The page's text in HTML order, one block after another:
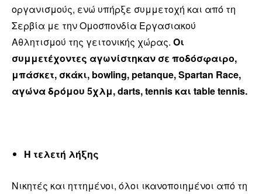
οργανισμούς, ενώ υπήρξε συμμετοχή και από τη
Σερβία με την Ομοσπονδία Εργασιακού
Αθλητισμού της γειτονικής χώρας. Οι
συμμετέχοντες αγωνίστηκαν σε ποδόσφαιρο,
μπάσκετ, σκάκι, bowling, petanque, Spartan Race,
αγώνα δρόμου 5χλμ, darts, tennis και table tennis.
Η τελετή λήξης
Νικητές και ηττημένοι, όλοι ικανοποιημένοι από τη